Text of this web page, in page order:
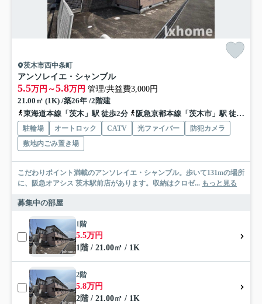
茨木市西中条町
アンソレイエ・シャンブル
5.5万円～5.8万円 管理/共益費3,000円
21.00㎡ (1K) /築26年 /2階建
東海道本線「茨木」駅 徒歩2分
阪急京都本線「茨木市」駅 徒歩18分
駐輪場 オートロック CATV 光ファイバー
防犯カメラ
敷地内ごみ置き場
こだわりポイント満載のアンソレイエ・シャンブル。歩いて131mの場所
に、阪急オアシス 茨木駅前店があります。収納はクロゼ... もっと見る
募集中の部屋
1階
5.5万円
1階 / 21.00㎡ / 1K
2階
5.8万円
2階 / 21.00㎡ / 1K